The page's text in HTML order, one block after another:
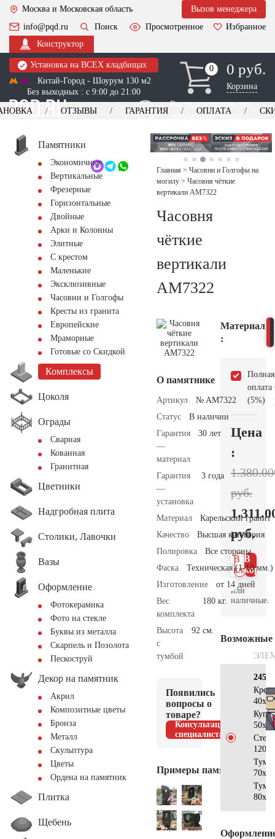
Москва и Московская область
Вызов менеджера
info@pqd.ru
Поиск Просмотренное
Избранное
Конструктор
Установка на ВСЕХ кладбищах
Китай-Город - Шоурум 130 м2
Без выходных : с 9:00 до 21:00
0
0 0 руб.
Корзина
Выезд менеджера для
оформления заказа
+7 (495) 518-44-23
Обратный звонок
ОТЗЫВЫ ГАРАНТИЯ ОПЛАТА
Памятники
Экономичные
Вертикальные
Фрезерные
Горизонтальные
Двойные
Арки и Колонны
Элитные
С крестом
Маленькие
Эксклюзивные
Часовни и Голгофы
Кресты из гранита
Европейские
Мраморные
Готовые со Скидкой
Комплексы
Цоколя
Ограды
Сварная
Кованная
Гранитная
Цветники
Надгробная плита
Столики, Лавочки
Вазы
Оформление
Фотокерамика
Фото на стекле
Буквы из металла
Скарпель и Позолота
Пескоструй
Декор на памятник
Акрил
Композитные цветы
Бронза
Металл
Скульптура
Цветы
Ордена на памятник
Плитка
Щебень
Главная > Часовни и Голгофы на
могилу > Часовня чёткие
вертикали AM7322
Часовня
чёткие
вертикали
AM7322
О памятнике
Артикул
№ AM7322
Статус
В наличии
Гарантия
—
материал
30 лет
Гарантия
—
установка
3 года
Материал
Карельский гранит
Качество
Высшая категория
Полировка
Все стороны
Фаска
Техническая (1-10 мм.)
Изготовление
от 14 дней
Вес
комплекта
180 кг.
Высота
с
тумбой
92 см.
Появились
вопросы о
товаре?
Консультация
специалиста
Примеры памятников
Материал
:
Полная
оплата
(5%)
Цена
:
руб.
руб.
В
В 1
клик
или
наличные.
Возможные